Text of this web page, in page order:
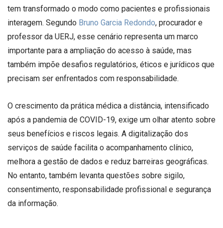
tem transformado o modo como pacientes e profissionais
interagem. Segundo Bruno Garcia Redondo, procurador e
professor da UERJ, esse cenário representa um marco
importante para a ampliação do acesso à saúde, mas
também impõe desafios regulatórios, éticos e jurídicos que
precisam ser enfrentados com responsabilidade.
O crescimento da prática médica a distância, intensificado
após a pandemia de COVID-19, exige um olhar atento sobre
seus benefícios e riscos legais. A digitalização dos
serviços de saúde facilita o acompanhamento clínico,
melhora a gestão de dados e reduz barreiras geográficas.
No entanto, também levanta questões sobre sigilo,
consentimento, responsabilidade profissional e segurança
da informação.